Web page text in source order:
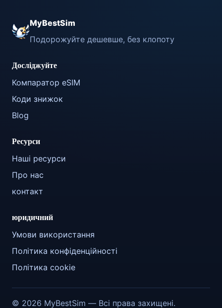
MyBestSim
Подорожуйте дешевше, без клопоту
Досліджуйте
Компаратор eSIM
Коди знижок
Blog
Ресурси
Наші ресурси
Про нас
контакт
юридичний
Умови використання
Політика конфіденційності
Політика cookie
© 2026 MyBestSim — Всі права захищені.